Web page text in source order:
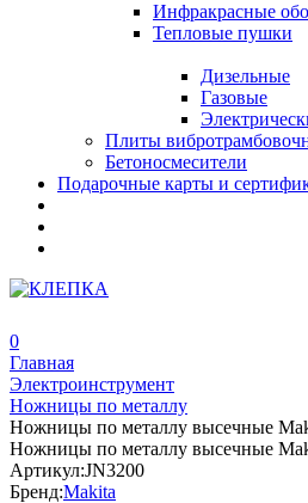
Инфракрасные
Тепловые пушки
Дизельные
Газовые
Плиты
Бетоносмесители
Подарочные карты и
0
Главная
Электроинструмент
Ножницы по металлу
Ножницы по металлу высечные
Ножницы по металлу высечные
Артикул:JN3200
Бренд:Makita